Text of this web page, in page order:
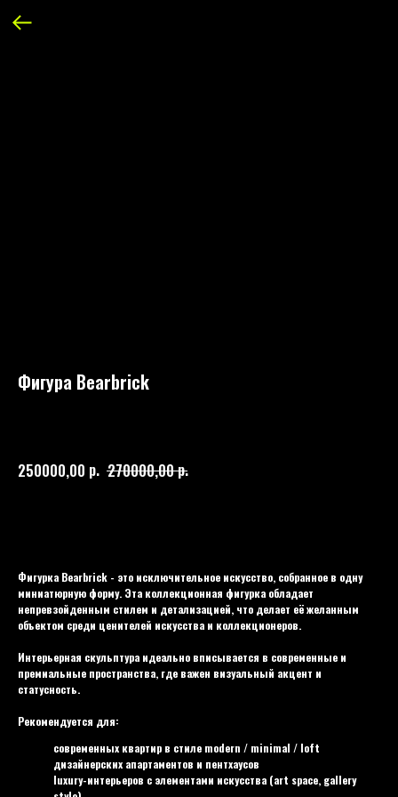
Фигура Bearbrick
250000,00 р. 270000,00р.
Фигурка Bearbrick - это исключительное искусство, собранное в одну
миниатюрную форму. Эта коллекционная фигурка обладает
непревзойденным стилем и детализацией, что делает её желанным
объектом среди ценителей искусства и коллекционеров.
Интерьерная скульптура идеально вписывается в современные и
премиальные пространства, где важен визуальный акцент и
статусность.
Рекомендуется для:
современных квартир в стиле modern / minimal / loft
дизайнерских апартаментов и пентхаусов
luxury-интерьеров с элементами искусства (art space, gallery